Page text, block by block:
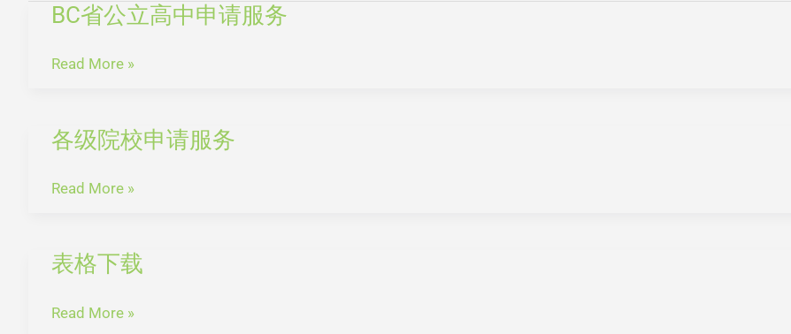
BC省公立高中申请服务
BC
公
中
请
Read More »
各级院校申请服务
各
院
请
务
Read More »
表格下载
表
下
Read More »